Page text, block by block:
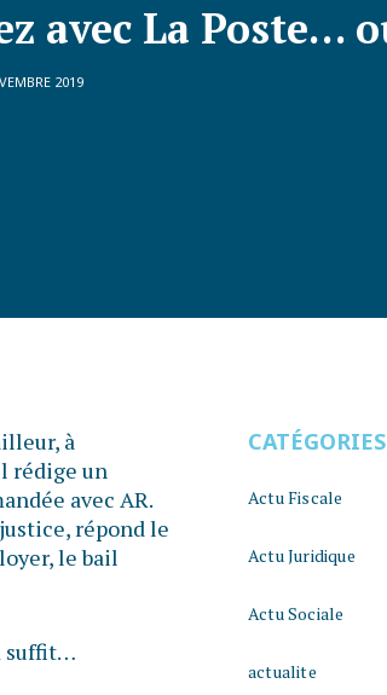
avec La Poste…
2019
à
rédige un
avec AR.
répond le
le bail
suffit…
CATÉGORIES
Actu Fiscale
Actu Juridique
Actu Sociale
actualite